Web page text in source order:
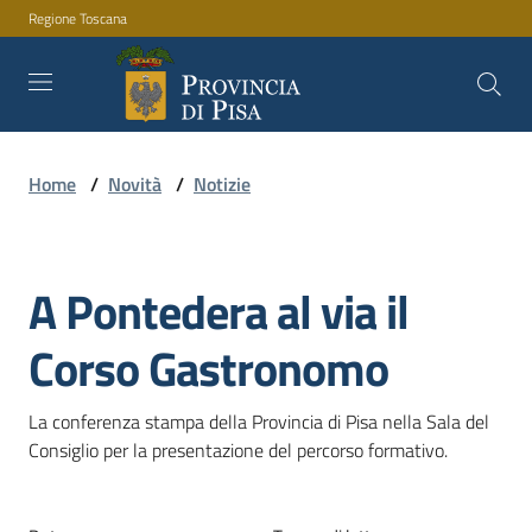
Vai al contenuto
Vai alla navigazione
Vai al footer
Regione Toscana
Amministrazione
Servizi
Novità
Home / Novità / Notizie
Salta al contenuto
A Pontedera al via il
Corso Gastronomo
La conferenza stampa della Provincia di Pisa nella Sala del
Consiglio per la presentazione del percorso formativo.